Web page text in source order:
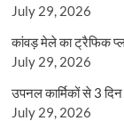
July 29, 2026
कांवड़ मेले का ट्रैफिक
July 29, 2026
उपनल कार्मिकों से 3
July 29, 2026